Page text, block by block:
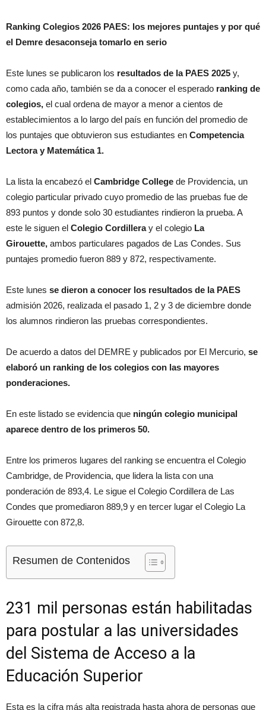
Ranking Colegios 2026 PAES: los mejores puntajes y por qué
el Demre desaconseja tomarlo en serio
Este lunes se publicaron los resultados de la PAES 2025 y,
como cada año, también se da a conocer el esperado ranking de
colegios, el cual ordena de mayor a menor a cientos de
establecimientos a lo largo del país en función del promedio de
los puntajes que obtuvieron sus estudiantes en Competencia
Lectora y Matemática 1.
La lista la encabezó el Cambridge College de Providencia, un
colegio particular privado cuyo promedio de las pruebas fue de
893 puntos y donde solo 30 estudiantes rindieron la prueba. A
este le siguen el Colegio Cordilleray el colegio La
Girouette, ambos particulares pagados de Las Condes. Sus
puntajes promedio fueron 889 y 872, respectivamente.
Este lunes se dieron a conocer los resultados de la PAES
admisión 2026, realizada el pasado 1, 2 y 3 de diciembre donde
los alumnos rindieron las pruebas correspondientes.
De acuerdo a datos del DEMRE y publicados por El Mercurio, se
elaboró un ranking de los colegios con las mayores
ponderaciones.
En este listado se evidencia que ningún colegio municipal
aparece dentro de los primeros 50.
Entre los primeros lugares del ranking se encuentra el Colegio
Cambridge, de Providencia, que lidera la lista con una
ponderación de 893,4. Le sigue el Colegio Cordillera de Las
Condes que promediaron 889,9 y en tercer lugar el Colegio La
Girouette con 872,8.
Resumen de Contenidos
231 mil personas están habilitadas
para postular a las universidades
del Sistema de Acceso a la
Educación Superior
Esta es la cifra más alta registrada hasta ahora de personas que